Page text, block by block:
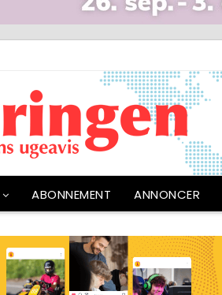
ABONNEMENT ANNONCER